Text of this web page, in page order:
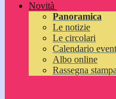
Novità
Panoramica
Le notizie
Le circolari
Calendario
Albo online
Rassegna